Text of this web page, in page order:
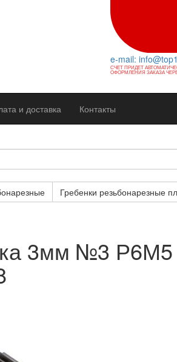
e-mail:
СЧЕТ ПРИДЕТ
ОФОРМЛЕНИЯ ЗАКАЗА
и доставка Контакты
Гребенки резьбонарезные
3мм №3